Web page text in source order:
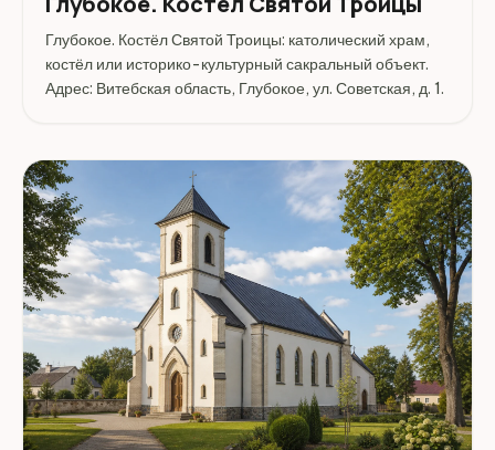
Глубокое. Костёл Святой Троицы: католический храм,
костёл или историко-культурный сакральный объект.
Адрес: Витебская область, Глубокое, ул. Советская, д. 1.